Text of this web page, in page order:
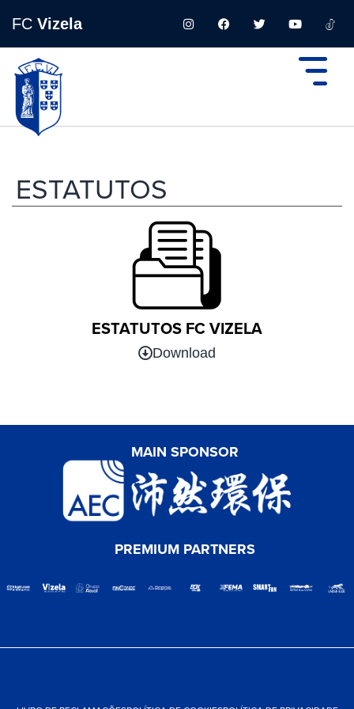
FC Vizela
ESTATUTOS
ESTATUTOS FC VIZELA
Download
MAIN SPONSOR
PREMIUM PARTNERS